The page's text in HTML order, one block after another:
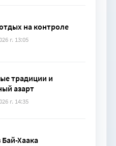
на контроле
г. 13:05
традиции и
азарт
г. 14:35
Хаака